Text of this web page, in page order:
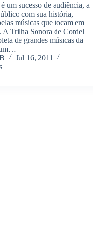
um sucesso de audiência, a
com sua história,
músicas que tocam em
A Trilha Sonora de Cordel
de grandes músicas da
Jul 16, 2011